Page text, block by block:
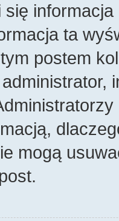
ta
postem
mogą